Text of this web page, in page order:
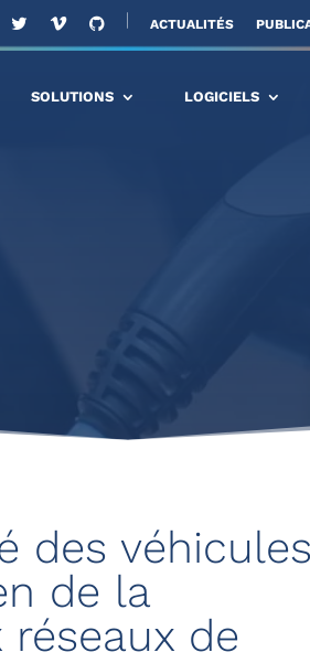
ACTUALITÉS
SOLUTIONS LOGICIELS
des véhicules
de la
de